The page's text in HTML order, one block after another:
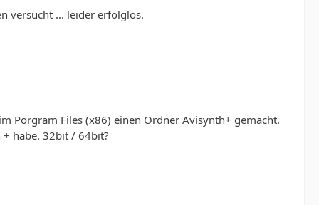
versucht ... leider erfolglos.
Porgram Files (x86) einen Ordner Avisynth+ gemacht.
habe. 32bit / 64bit?